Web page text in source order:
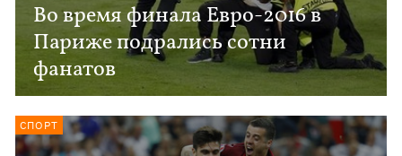
Во время финала Евро-2016 в
Париже подрались сотни
фанатов
СПОРТ